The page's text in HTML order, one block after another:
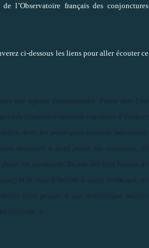
l’Observatoire français des conjonctures
ci-dessous les liens pour aller écouter ce
des agents économiques. Parce que l’on
financiers seraient capables d’évaluer
dont les politiques seraient mauvaises.
montrent à quel point, au contraire, ils
est lacunaire. Ils ont dès lors besoin de
et le taux d’intérêt à court terme qui, de
donc penser à une dialectique maître-
centrale. »